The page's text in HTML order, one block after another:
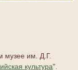
музее им. Д.Г.
культура".